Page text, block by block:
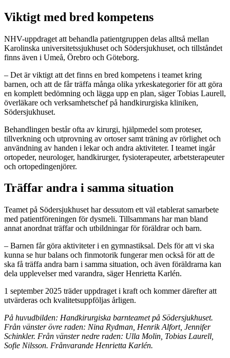
Viktigt med bred kompetens
NHV-uppdraget att behandla patientgruppen delas alltså mellan
Karolinska universitetssjukhuset och Södersjukhuset, och tillståndet
finns även i Umeå, Örebro och Göteborg.
– Det är viktigt att det finns en bred kompetens i teamet kring
barnen, och att de får träffa många olika yrkeskategorier för att göra
en komplett bedömning och lägga upp en plan, säger Tobias Laurell,
överläkare och verksamhetschef på handkirurgiska kliniken,
Södersjukhuset.
Behandlingen består ofta av kirurgi, hjälpmedel som proteser,
tillverkning och utprovning av ortoser samt träning av rörlighet och
användning av handen i lekar och andra aktiviteter. I teamet ingår
ortopeder, neurologer, handkirurger, fysioterapeuter, arbetsterapeuter
och ortopedingenjörer.
Träffar andra i samma situation
Teamet på Södersjukhuset har dessutom ett väl etablerat samarbete
med patientföreningen för dysmeli. Tillsammans har man bland
annat anordnat träffar och utbildningar för föräldrar och barn.
– Barnen får göra aktiviteter i en gymnastiksal. Dels för att vi ska
kunna se hur balans och finmotorik fungerar men också för att de
ska få träffa andra barn i samma situation, och även föräldrarna kan
dela upplevelser med varandra, säger Henrietta Karlén.
1 september 2025 träder uppdraget i kraft och kommer därefter att
utvärderas och kvalitetsuppföljas årligen.
På huvudbilden: Handkirurgiska barnteamet på Södersjukhuset.
Från vänster övre raden: Nina Rydman, Henrik Alfort, Jennifer
Schinkler. Från vänster nedre raden: Ulla Molin, Tobias Laurell,
Sofie Nilsson. Frånvarande Henrietta Karlén.